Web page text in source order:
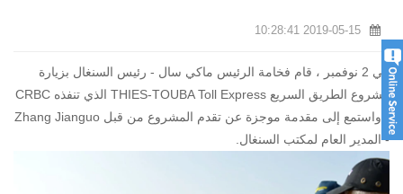
2019-05-15 10:28:41
في 2 نوفمبر ، قام فخامة الرئيس ماكي سال - رئيس السنغال بزيارة
مشروع الطريق السريع THIES-TOUBA Toll Express الذي تنفذه CRBC
، واستمع إلى مقدمة موجزة عن تقدم المشروع من قبل Zhang Jianguo
- المدير العام لمكتب السنغال.